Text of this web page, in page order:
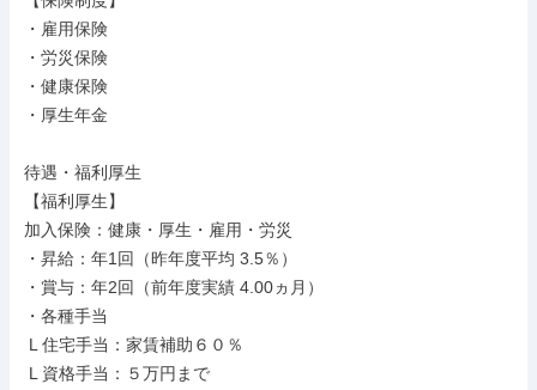
・雇用保険
・労災保険
・健康保険
・厚生年金
待遇・福利厚生
【福利厚生】
加入保険：健康・厚生・雇用・労災
・昇給：年1回（昨年度平均 3.5％）
・賞与：年2回（前年度実績 4.00ヵ月）
・各種手当